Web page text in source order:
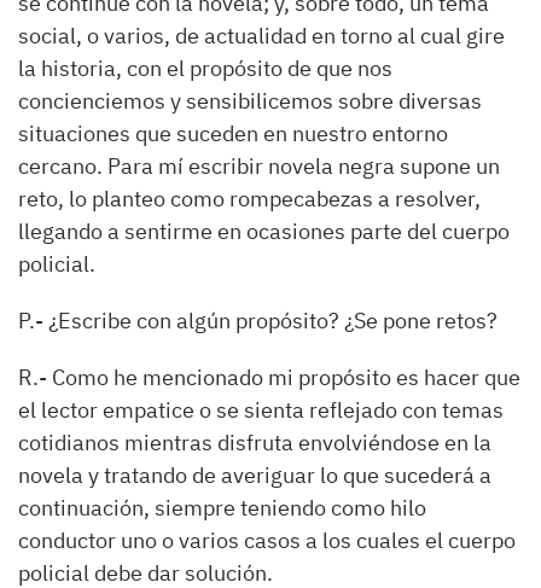
social, o varios, de actualidad en torno al cual gire
la historia, con el propósito de que nos
concienciemos y sensibilicemos sobre diversas
situaciones que suceden en nuestro entorno
cercano. Para mí escribir novela negra supone un
reto, lo planteo como rompecabezas a resolver,
llegando a sentirme en ocasiones parte del cuerpo
policial.
P.- ¿Escribe con algún propósito? ¿Se pone retos?
R.- Como he mencionado mi propósito es hacer que
el lector empatice o se sienta reflejado con temas
cotidianos mientras disfruta envolviéndose en la
novela y tratando de averiguar lo que sucederá a
continuación, siempre teniendo como hilo
conductor uno o varios casos a los cuales el cuerpo
policial debe dar solución.